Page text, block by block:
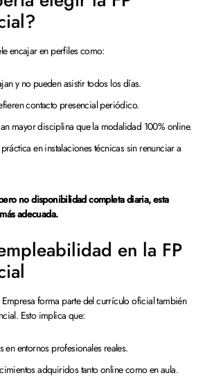
encajar en perfiles como:
y no pueden asistir todos los días.
contacto presencial periódico.
mayor disciplina que la modalidad 100% online.
en instalaciones técnicas sin renunciar a
no disponibilidad completa diaria, esta
adecuada.
en la FP
forma parte del currículo oficial también
Esto implica que:
en entornos profesionales reales.
adquiridos tanto online como en aula.